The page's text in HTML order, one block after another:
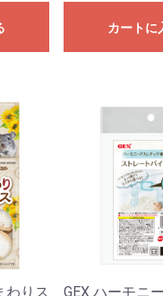
カートに
わりス GEX ハーモニ